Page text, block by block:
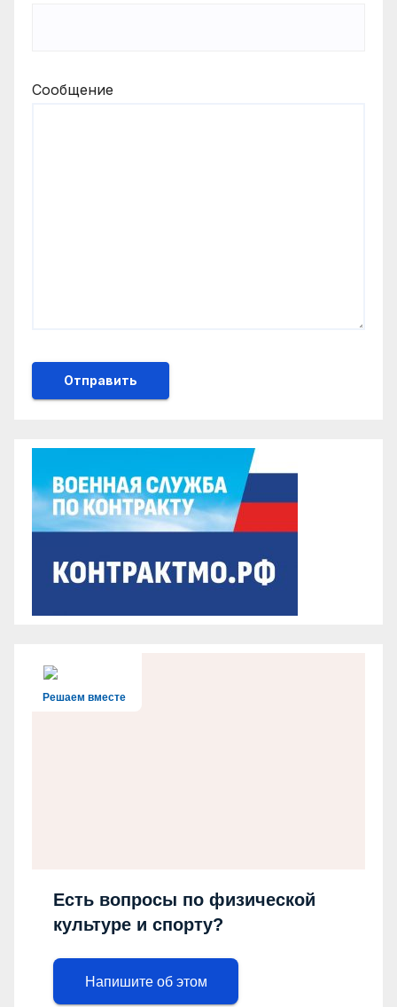
Сообщение
Решаем вместе
Есть вопросы по физической
культуре и спорту?
Напишите об этом